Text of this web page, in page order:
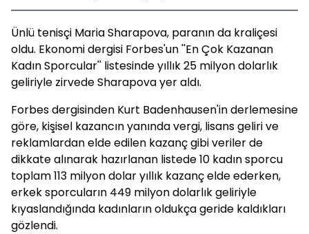
Ünlü tenisçi Maria Sharapova, paranın da kraliçesi
oldu. Ekonomi dergisi Forbes'un ''En Çok Kazanan
Kadın Sporcular'' listesinde yıllık 25 milyon dolarlık
geliriyle zirvede Sharapova yer aldı.
Forbes dergisinden Kurt Badenhausen'in derlemesine
göre, kişisel kazancın yanında vergi, lisans geliri ve
reklamlardan elde edilen kazanç gibi veriler de
dikkate alınarak hazırlanan listede 10 kadın sporcu
toplam 113 milyon dolar yıllık kazanç elde ederken,
erkek sporcuların 449 milyon dolarlık geliriyle
kıyaslandığında kadınların oldukça geride kaldıkları
gözlendi.